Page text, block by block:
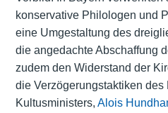
konservative Philologen und
eine Umgestaltung des
die angedachte Abschaffung
zudem den Widerstand der
die Verzögerungstaktiken des
Kultusministers, Alois